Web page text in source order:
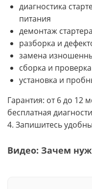
диагностика
питания
демонтаж стартера
разборка и
замена
сборка и
установка и
Гарантия: от 6 до 12
бесплатная
4. Запишитесь
Видео: Зачем